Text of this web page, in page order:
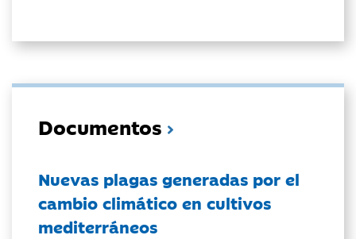
Documentos
Nuevas plagas generadas por el
cambio climático en cultivos
mediterráneos